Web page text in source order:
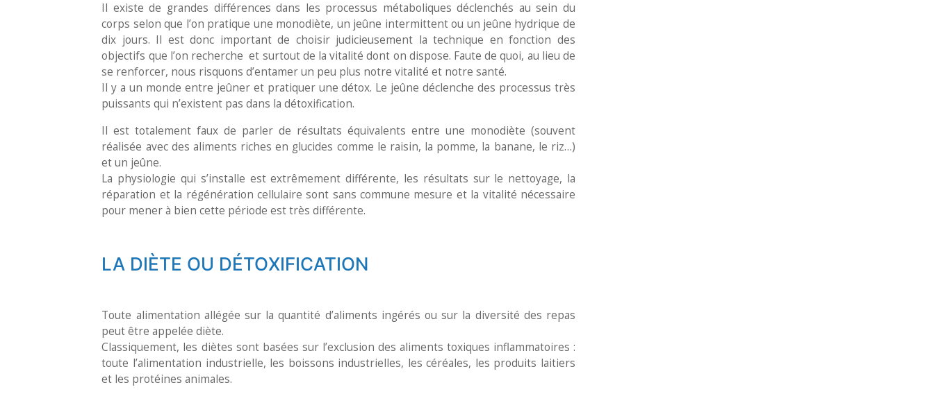
Il existe de grandes différences dans les processus métaboliques déclenchés au sein du
corps selon que l’on pratique une monodiète, un jeûne intermittent ou un jeûne hydrique de
dix jours. Il est donc important de choisir judicieusement la technique en fonction des
objectifs que l’on recherche et surtout de la vitalité dont on dispose. Faute de quoi, au lieu de
se renforcer, nous risquons d’entamer un peu plus notre vitalité et notre santé.
Il y a un monde entre jeûner et pratiquer une détox. Le jeûne déclenche des processus très
puissants qui n’existent pas dans la détoxification.
Il est totalement faux de parler de résultats équivalents entre une monodiète (souvent
réalisée avec des aliments riches en glucides comme le raisin, la pomme, la banane, le riz…)
et un jeûne.
La physiologie qui s’installe est extrêmement différente, les résultats sur le nettoyage, la
réparation et la régénération cellulaire sont sans commune mesure et la vitalité nécessaire
pour mener à bien cette période est très différente.
LA DIÈTE OU DÉTOXIFICATION
Toute alimentation allégée sur la quantité d’aliments ingérés ou sur la diversité des repas
peut être appelée diète.
Classiquement, les diètes sont basées sur l’exclusion des aliments toxiques inflammatoires :
toute l’alimentation industrielle, les boissons industrielles, les céréales, les produits laitiers
et les protéines animales.